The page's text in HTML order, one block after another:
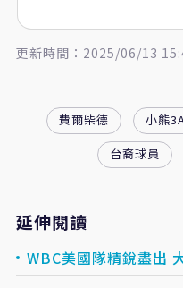
更新時間：2025/06/13
費爾柴德 小熊
台裔球員
延伸閱讀
WBC美國隊精銳盡出